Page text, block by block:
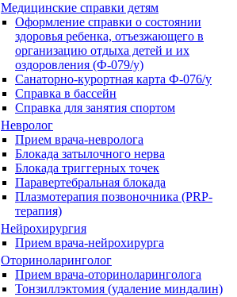
Медицинские справки детям
Оформление справки о состоянии
здоровья ребенка, отъезжающего в
организацию отдыха детей и их
оздоровления (Ф-079/у)
Санаторно-курортная карта Ф-076/у
Справка в бассейн
Справка для занятия спортом
Невролог
Прием врача-невролога
Блокада затылочного нерва
Блокада триггерных точек
Паравертебральная блокада
Плазмотерапия позвоночника (PRP-
терапия)
Нейрохирургия
Прием врача-нейрохирурга
Оториноларинголог
Прием врача-оториноларинголога
Тонзиллэктомия (удаление миндалин)